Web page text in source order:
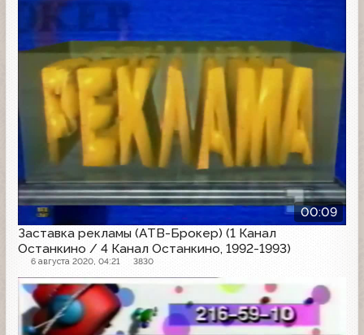
00:09
Заставка рекламы (АТВ-Брокер) (1 Канал
Останкино / 4 Канал Останкино, 1992-1993)
6 августа 2020, 04:21 3830
Рекламная заставка